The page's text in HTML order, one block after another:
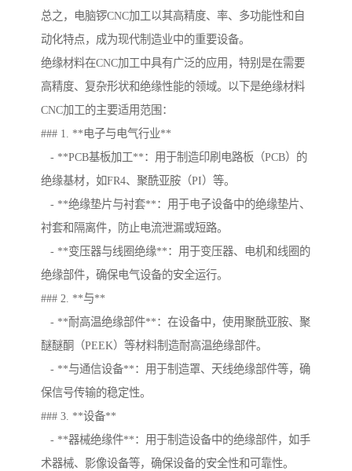
总之，电脑锣CNC加工以其高精度、率、多功能性和自
动化特点，成为现代制造业中的重要设备。
绝缘材料在CNC加工中具有广泛的应用，特别是在需要
高精度、复杂形状和绝缘性能的领域。以下是绝缘材料
CNC加工的主要适用范围：
### 1. **电子与电气行业**
- **PCB基板加工**：用于制造印刷电路板（PCB）的
绝缘基材，如FR4、聚酰亚胺（PI）等。
- **绝缘垫片与衬套**：用于电子设备中的绝缘垫片、
衬套和隔离件，防止电流泄漏或短路。
- **变压器与线圈绝缘**：用于变压器、电机和线圈的
绝缘部件，确保电气设备的安全运行。
### 2. **与**
- **耐高温绝缘部件**：在设备中，使用聚酰亚胺、聚
醚醚酮（PEEK）等材料制造耐高温绝缘部件。
- **与通信设备**：用于制造罩、天线绝缘部件等，确
保信号传输的稳定性。
### 3. **设备**
- **器械绝缘件**：用于制造设备中的绝缘部件，如手
术器械、影像设备等，确保设备的安全性和可靠性。